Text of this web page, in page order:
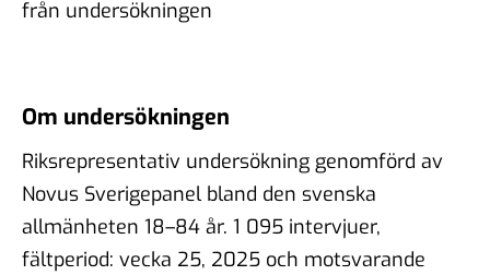
från undersökningen
Om undersökningen
Riksrepresentativ undersökning genomförd av
Novus Sverigepanel bland den svenska
allmänheten 18–84 år. 1 095 intervjuer,
fältperiod: vecka 25, 2025 och motsvarande